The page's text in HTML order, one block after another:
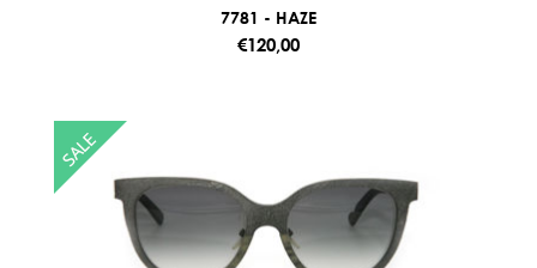
7781 - HAZE
€120,00